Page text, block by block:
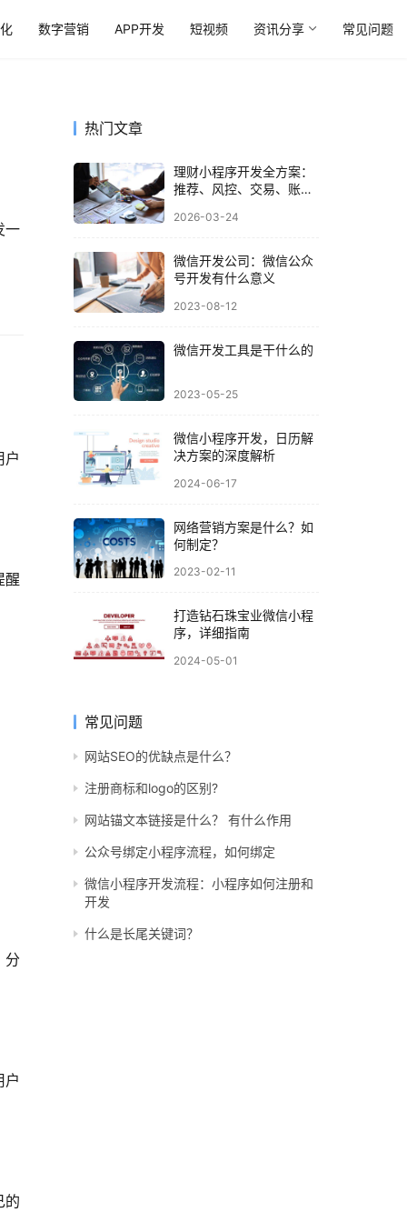
数字营销 APP开发 短视频 资讯分享 常见问题
一
户
醒
分
户
的
热门文章
理财小程序开发全方案：
推荐、风控、交易、账户
2026-03-24
微信开发公司：微信公众
号开发有什么意义
2023-08-12
微信开发工具是干什么的
2023-05-25
微信小程序开发，日历解
决方案的深度解析
2024-06-17
网络营销方案是什么？如
何制定？
2023-02-11
打造钻石珠宝业微信小程
序，详细指南
2024-05-01
常见问题
网站SEO的优缺点是什么？
注册商标和logo的区别?
网站锚文本链接是什么？ 有什么作用
公众号绑定小程序流程，如何绑定
微信小程序开发流程：小程序如何注册和
开发
什么是长尾关键词？